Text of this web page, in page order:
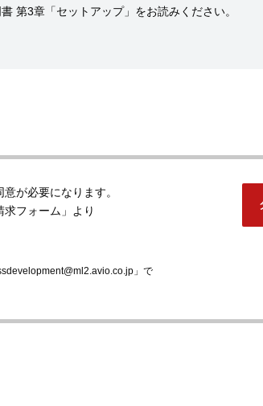
第3章「セットアップ」をお読みください。
意が必要になります。
求フォーム」より
」で